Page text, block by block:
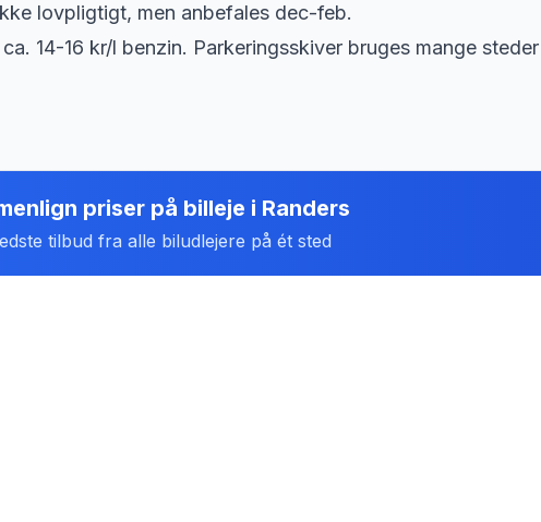
lovpligtigt, men anbefales dec-feb.
14-16 kr/l benzin. Parkeringsskiver bruges mange
priser på billeje i Randers
tilbud fra alle biludlejere på ét sted